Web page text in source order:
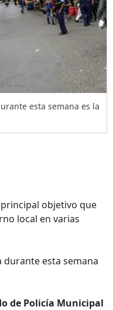
esta semana es la
principal objetivo que
local en varias
durante esta semana
de Policía Municipal